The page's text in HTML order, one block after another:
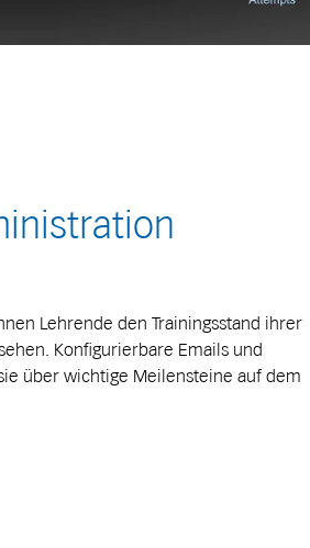
Lehrende den Trainingsstand ihrer
Konfigurierbare Emails und
über wichtige Meilensteine auf dem